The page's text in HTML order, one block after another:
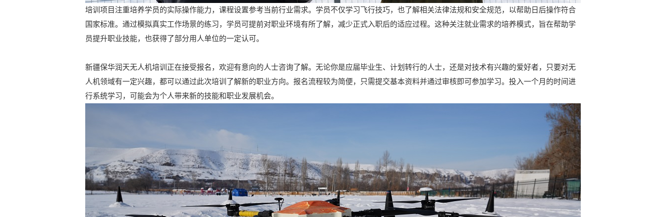
培训项目注重培养学员的实际操作能力，课程设置参考当前行业需求。学员不仅学习飞行技巧，也了解相关法律法规和安全规范，以帮助日后操作符合
国家标准。通过模拟真实工作场景的练习，学员可提前对职业环境有所了解，减少正式入职后的适应过程。这种关注就业需求的培养模式，旨在帮助学
员提升职业技能，也获得了部分用人单位的一定认可。
新疆保华润天无人机培训正在接受报名，欢迎有意向的人士咨询了解。无论你是应届毕业生、计划转行的人士，还是对技术有兴趣的爱好者，只要对无
人机领域有一定兴趣，都可以通过此次培训了解新的职业方向。报名流程较为简便，只需提交基本资料并通过审核即可参加学习。投入一个月的时间进
行系统学习，可能会为个人带来新的技能和职业发展机会。